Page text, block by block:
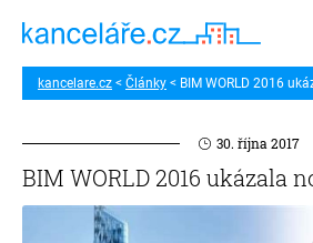
kancelare.cz Články BIM WORLD 2016
30. října 2017
BIM WORLD 2016 ukázala